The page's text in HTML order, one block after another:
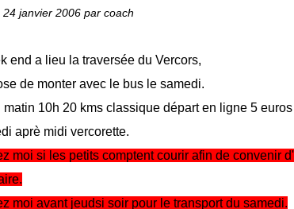
24 janvier 2006 par coach
end a lieu la traversée du Vercors,
de monter avec le bus le samedi.
matin 10h 20 kms classique départ en ligne 5
aprè midi vercorette.
moi si les petits comptent courir afin de convenir
moi avant jeudsi soir pour le transport du samedi.